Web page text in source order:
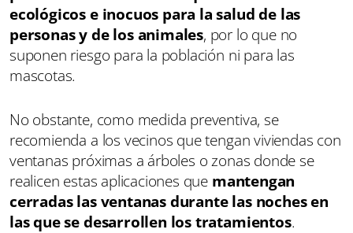
ecológicos e inocuos para la salud de las
personas y de los animales, por lo que no
suponen riesgo para la población ni para las
mascotas.
No obstante, como medida preventiva, se
recomienda a los vecinos que tengan viviendas con
ventanas próximas a árboles o zonas donde se
realicen estas aplicaciones que mantengan
cerradas las ventanas durante las noches en
las que se desarrollen los tratamientos.